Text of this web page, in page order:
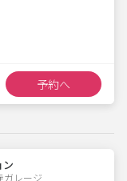
予約へ
ガレージ